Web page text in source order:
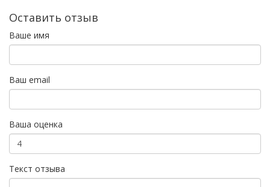
Оставить отзыв
Ваше имя
Ваш email
Ваша оценка
Текст отзыва